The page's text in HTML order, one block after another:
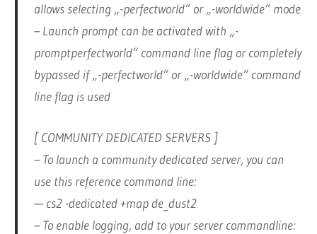
allows selecting „-perfectworld“ or „-worldwide“ mode
– Launch prompt can be activated with „-
promptperfectworld“ command line flag or completely
bypassed if „-perfectworld“ or „-worldwide“ command
line flag is used
[ COMMUNITY DEDICATED SERVERS ]
– To launch a community dedicated server, you can
use this reference command line:
— cs2 -dedicated +map de_dust2
– To enable logging, add to your server commandline: